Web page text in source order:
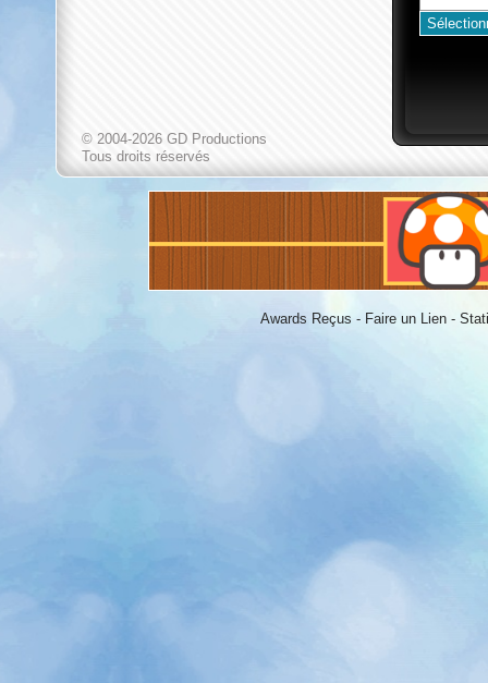
© 2004-2026 GD Productions
Tous droits réservés
Awards Reçus - Faire un Lien-